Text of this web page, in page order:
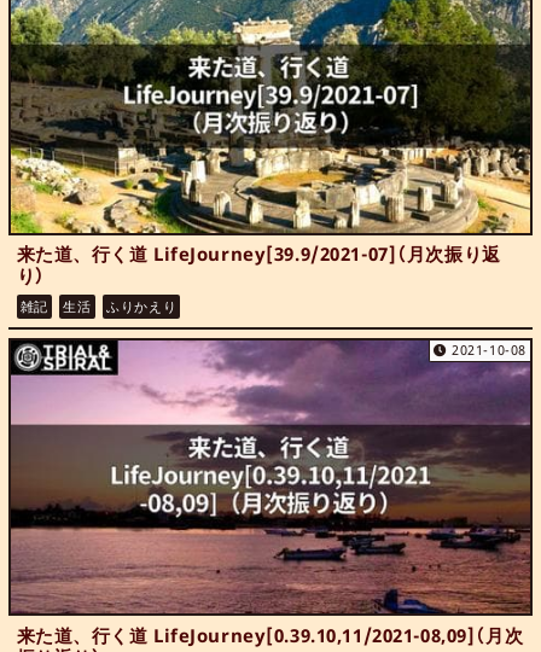
来た道、行く道 LifeJourney[39.9/2021-07]（月次振り返
り）
雑記 生活 ふりかえり
2021-10-08
来た道、行く道 LifeJourney[0.39.10,11/2021-08,09]（月次